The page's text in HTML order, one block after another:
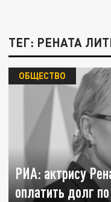
ТЕГ: РЕНАТА
РИА: актрису
оплатить долг
ОБЩЕСТВО